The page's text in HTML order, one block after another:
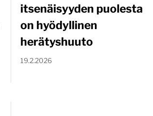
itsenäisyyden puolesta
on hyödyllinen
herätyshuuto
19.2.2026